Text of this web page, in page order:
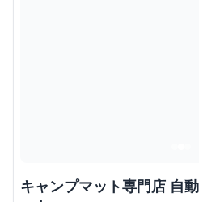
キャンプマット専門店 自